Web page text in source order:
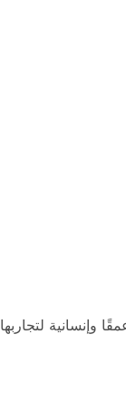
وإنسانية لتجاربها